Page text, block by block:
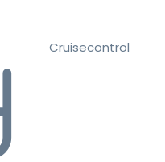
Cruisecontrol